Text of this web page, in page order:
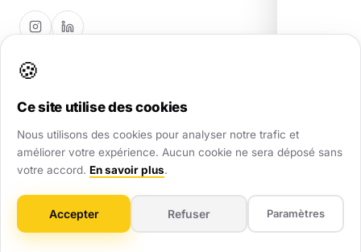
Landing Page
Site Vitrine
Site E-commerce
Maintenance Web
🍪
Ce site utilise des cookies
Nous utilisons des cookies pour analyser notre trafic et
améliorer votre expérience. Aucun cookie ne sera déposé sans
votre accord. En savoir plus.
Accepter Refuser Paramètres